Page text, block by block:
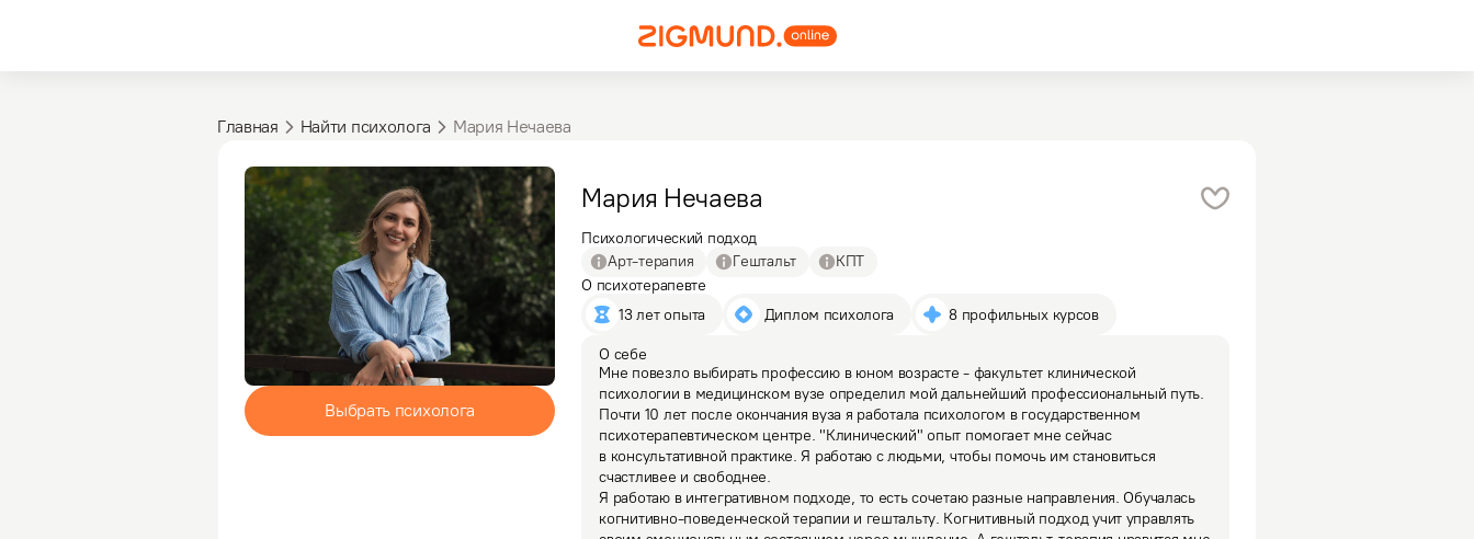
Главная Найти психолога Мария Нечаева
Выбрать психолога
Мария Нечаева
Психологический подход
Арт-терапия
Гештальт
КПТ
О психотерапевте
13 лет опыта
Диплом психолога 8 профильных курсов
О себе
Мне повезло выбирать профессию в юном возрасте - факультет клинической
психологии в медицинском вузе определил мой дальнейший профессиональный путь.
Почти 10 лет после окончания вуза я работала психологом в государственном
психотерапевтическом центре. "Клинический" опыт помогает мне сейчас
в консультативной практике. Я работаю с людьми, чтобы помочь им становиться
счастливее и свободнее.
Я работаю в интегративном подходе, то есть сочетаю разные направления. Обучалась
когнитивно-поведенческой терапии и гештальту. Когнитивный подход учит управлять